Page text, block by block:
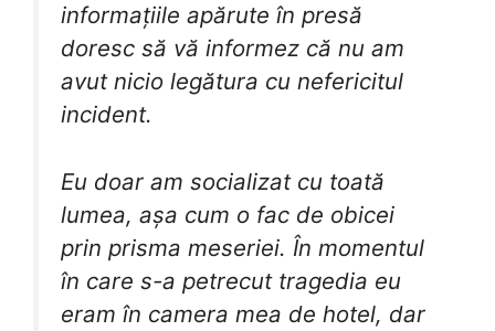
informațiile apărute în presă
doresc să vă informez că nu am
avut nicio legătura cu nefericitul
incident.
Eu doar am socializat cu toată
lumea, așa cum o fac de obicei
prin prisma meseriei. În momentul
în care s-a petrecut tragedia eu
eram în camera mea de hotel, dar